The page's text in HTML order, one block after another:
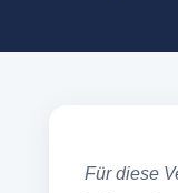
Für diese